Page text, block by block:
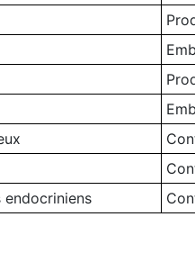
endocriniens